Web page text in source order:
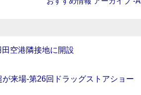
田空港隣接地に開設
来場‐第26回ドラッグストアショー